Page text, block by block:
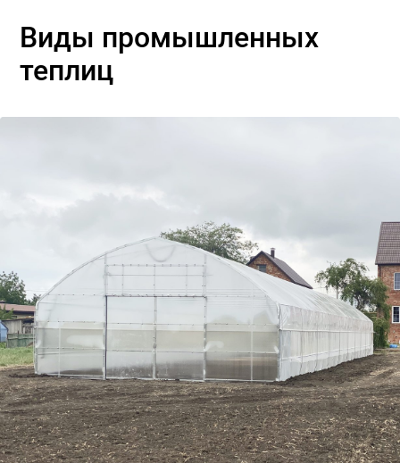
Виды промышленных
теплиц